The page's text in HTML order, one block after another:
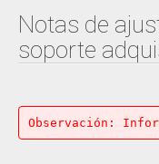
Notas de
soporte
Observación: